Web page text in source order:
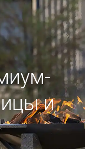
и